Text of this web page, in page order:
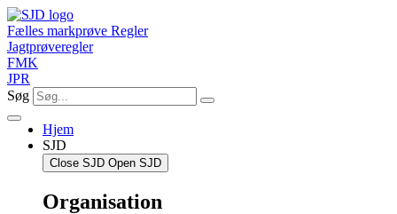
Videre
til
indhold
Fælles markprøve Regler
Jagtprøveregler
FMK
JPR
Søg
Hjem
SJD
Close SJD Open SJD
Organisation